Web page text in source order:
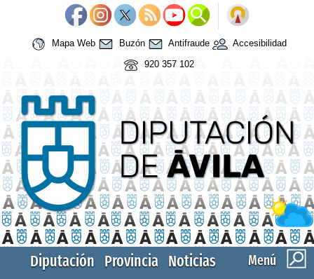
Mapa Web Buzón Antifraude
Accesibilidad
920 357 102
Menú
Diputación Provincia Noticias